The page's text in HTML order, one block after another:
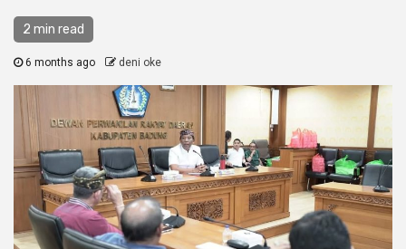
2 min read
6 months ago deni oke